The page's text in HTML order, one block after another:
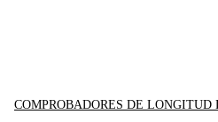
COMPROBADORES DE LONGITUD